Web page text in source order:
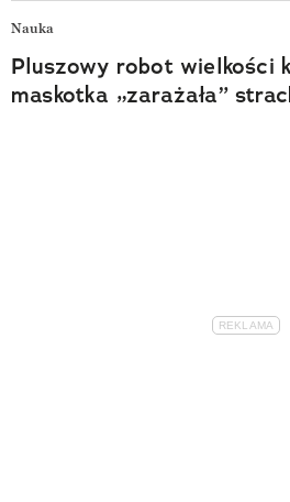
Nauka
Pluszowy robot wielkości
maskotka „zarażała”